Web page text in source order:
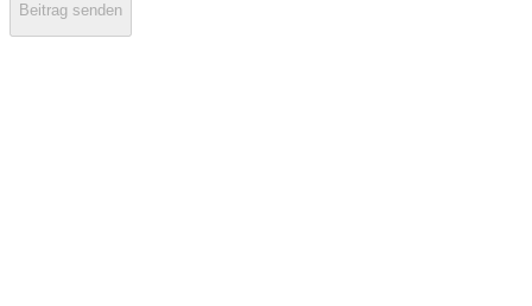
Beitrag senden